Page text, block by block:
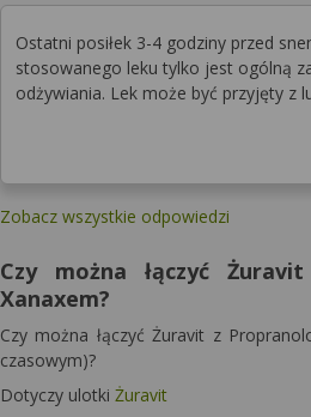
Ostatni posiłek 3-4 godziny przed
stosowanego leku tylko jest ogólną
odżywiania. Lek może być przyjęty z
Zobacz wszystkie odpowiedzi
Czy można łączyć
Xanaxem?
Czy można łączyć Żuravit z
czasowym)?
Dotyczy ulotki Żuravit